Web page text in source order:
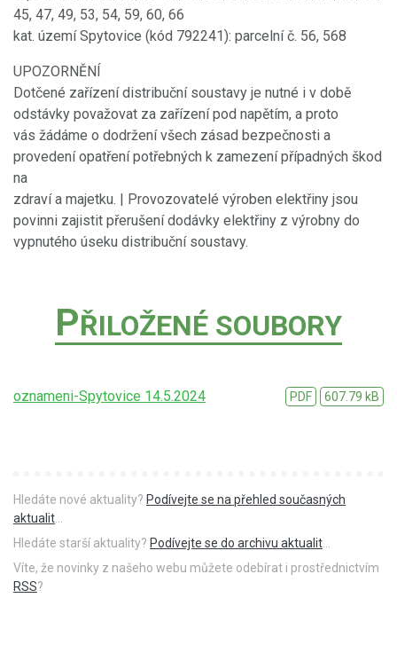
45, 47, 49, 53, 54, 59, 60, 66
kat. území Spytovice (kód 792241): parcelní č. 56, 568
UPOZORNĚNÍ
Dotčené zařízení distribuční soustavy je nutné i v době
odstávky považovat za zařízení pod napětím, a proto
vás žádáme o dodržení všech zásad bezpečnosti a
provedení opatření potřebných k zamezení případných škod
na
zdraví a majetku. | Provozovatelé výroben elektřiny jsou
povinni zajistit přerušení dodávky elektřiny z výrobny do
vypnutého úseku distribuční soustavy.
PŘILOŽENÉ SOUBORY
oznameni-Spytovice 14.5.2024 PDF 607.79 kB
Hledáte nové aktuality? Podívejte se na přehled současných
aktualit
Hledáte starší aktuality? Podívejte se do archivu aktualit
Víte, že novinky z našeho webu můžete odebírat i prostřednictvím
RSS?